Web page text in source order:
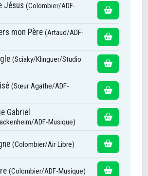
Jésus (Colombier/ADF-
mon Père (Artaud/ADF-
(Sciaky/Klinguer/Studio
(Sœur Agathe/ADF-
Gabriel
ADF-Musique)
(Colombier/Air Libre)
(Colombier/ADF-Musique)